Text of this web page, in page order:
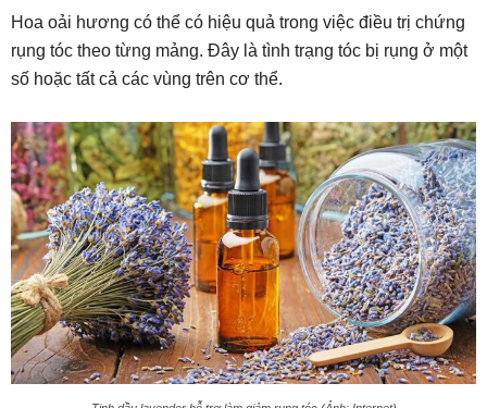
Hoa oải hương có thể có hiệu quả trong việc điều trị chứng
rụng tóc theo từng mảng. Đây là tình trạng tóc bị rụng ở một
số hoặc tất cả các vùng trên cơ thể.